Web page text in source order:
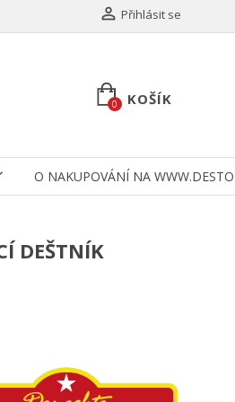
 Přihlásit se
KOŠÍK
0
O NAKUPOVÁNÍ NA
DEŠTNÍK